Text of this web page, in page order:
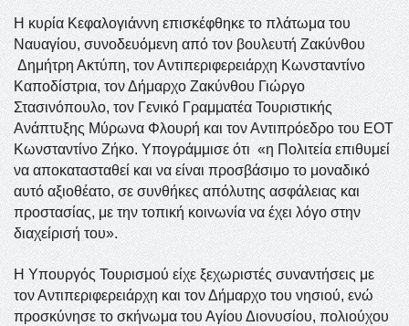
Η κυρία Κεφαλογιάννη επισκέφθηκε το πλάτωμα του
Ναυαγίου, συνοδευόμενη από τον βουλευτή Ζακύνθου
Δημήτρη Ακτύπη, τον Αντιπεριφερειάρχη Κωνσταντίνο
Καποδίστρια, τον Δήμαρχο Ζακύνθου Γιώργο
Στασινόπουλο, τον Γενικό Γραμματέα Τουριστικής
Ανάπτυξης Μύρωνα Φλουρή και τον Αντιπρόεδρο του ΕΟΤ
Κωνσταντίνο Ζήκο. Υπογράμμισε ότι «η Πολιτεία επιθυμεί
να αποκατασταθεί και να είναι προσβάσιμο το μοναδικό
αυτό αξιοθέατο, σε συνθήκες απόλυτης ασφάλειας και
προστασίας, με την τοπική κοινωνία να έχει λόγο στην
διαχείρισή του».
Η Υπουργός Τουρισμού είχε ξεχωριστές συναντήσεις με
τον Αντιπεριφερειάρχη και τον Δήμαρχο του νησιού, ενώ
προσκύνησε το σκήνωμα του Αγίου Διονυσίου, πολιούχου